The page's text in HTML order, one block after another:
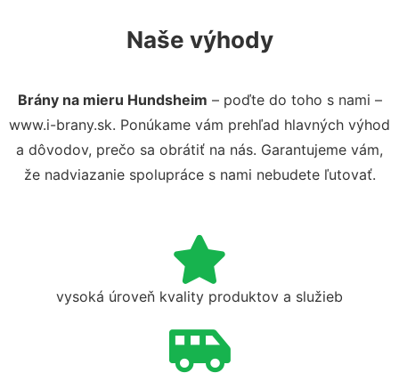
Naše výhody
Brány na mieru Hundsheim – poďte do toho s nami –
www.i-brany.sk. Ponúkame vám prehľad hlavných výhod
a dôvodov, prečo sa obrátiť na nás. Garantujeme vám,
že nadviazanie spolupráce s nami nebudete ľutovať.
vysoká úroveň kvality produktov a služieb